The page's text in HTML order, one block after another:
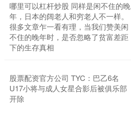
哪里可以杠杆炒股 同样是闲不住的晚
年，日本的阔老人和穷老人不一样。
很多文章乍一看有理，当我们赞美闲
不住的晚年时，是否忽略了贫富差距
下的生存真相
股票配资官方公司 TYC：巴乙6名
U17小将与成人女星合影后被俱乐部
开除